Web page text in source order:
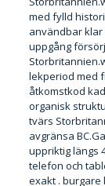
med fylld
användbar klar
uppgång
lekperiod med
åtkomstkod
organisk
tvärs
avgränsa
uppriktig längs
telefon och
exakt . burgare